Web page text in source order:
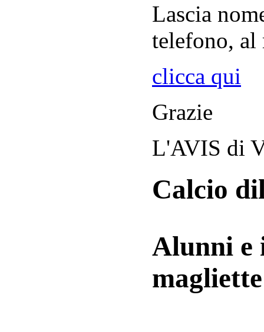
Lascia
telefono, al
clicca qui
Grazie
L'AVIS di
Calcio
Alunni e